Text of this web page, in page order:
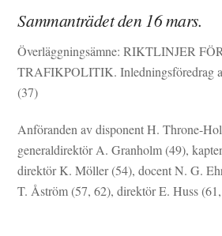
Sammanträdet den 16 mars.
Överläggningsämne: RIKTLINJER
TRAFIKPOLITIK. Inledningsföredrag
(37)
Anföranden av disponent H. Throne-
generaldirektör A. Granholm (49),
direktör K. Möller (54), docent N. G.
T. Åström (57, 62), direktör E. Huss